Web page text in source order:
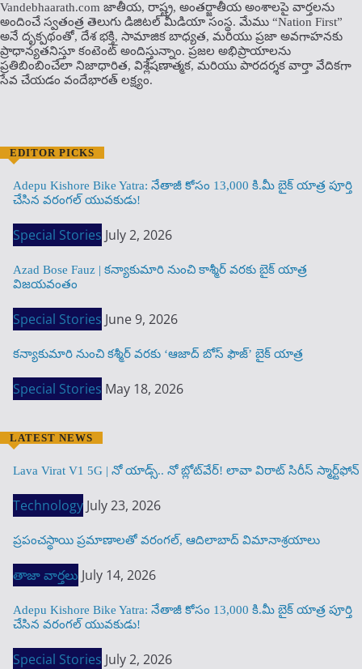
Vandebhaarath.com జాతీయ, రాష్ట్ర, అంతర్జాతీయ అంశాలపై వార్తలను
అందించే స్వతంత్ర తెలుగు డిజిటల్ మీడియా సంస్థ. మేము “Nation First”
అనే దృక్పథంతో, దేశ భక్తి, సామాజిక బాధ్యత, మరియు ప్రజా అవగాహనకు
ప్రాధాన్యతనిస్తూ కంటెంట్ అందిస్తున్నాం. ప్రజల అభిప్రాయాలను
ప్రతిబింబించేలా నిజాధారిత, విశ్లేషణాత్మక, మరియు పారదర్శక వార్తా వేదికగా
సేవ చేయడం వందేభార‌త్ ల‌క్ష్యం.
EDITOR PICKS
Adepu Kishore Bike Yatra: నేతాజీ కోసం 13,000 కి.మీ బైక్ యాత్ర పూర్తి
చేసిన వరంగల్ యువకుడు!
Special Stories July 2, 2026
Azad Bose Fauz | కన్యాకుమారి నుంచి కాశ్మీర్ వరకు బైక్ యాత్ర
విజయవంతం
Special Stories June 9, 2026
కన్యాకుమారి నుంచి కశ్మీర్ వరకు ‘ఆజాద్ బోస్ ఫౌజ్’ బైక్ యాత్ర
Special Stories May 18, 2026
LATEST NEWS
Lava Virat V1 5G | నో యాడ్స్.. నో బ్లోట్‌వేర్! లావా విరాట్ సిరీస్ స్మార్ట్‌ఫోన్​
Technology July 23, 2026
ప్రపంచస్థాయి ప్రమాణాలతో వరంగల్, ఆదిలాబాద్ విమానాశ్రయాలు
తాజా వార్తలు July 14, 2026
Adepu Kishore Bike Yatra: నేతాజీ కోసం 13,000 కి.మీ బైక్ యాత్ర పూర్తి
చేసిన వరంగల్ యువకుడు!
Special Stories July 2, 2026